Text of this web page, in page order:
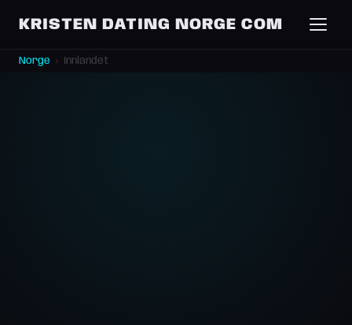
KRISTEN DATING NORGE COM
Norge › Innlandet